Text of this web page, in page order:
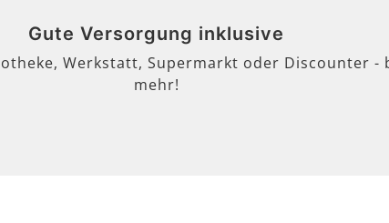
Gute Versorgung inklusive
Werkstatt, Supermarkt oder Discounter -
mehr!